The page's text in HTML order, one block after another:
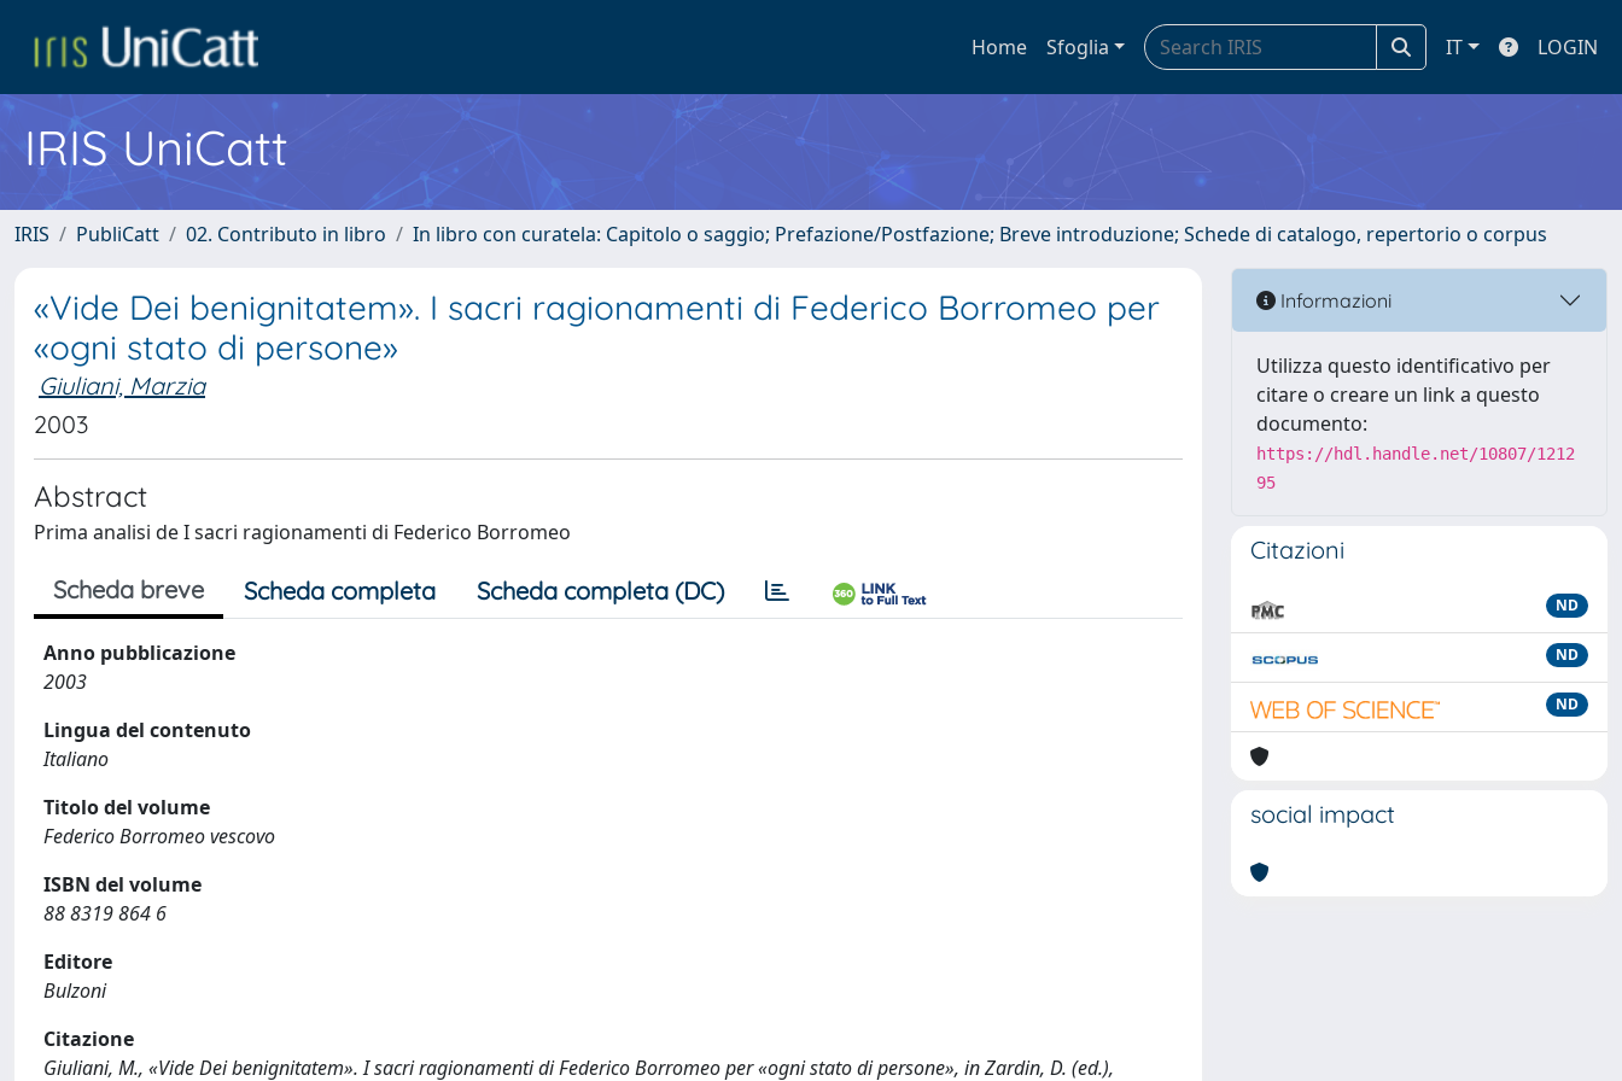
Home Sfoglia IT LOGIN
IRIS UniCatt
IRIS PubliCatt 02. Contributo in libro In libro con curatela: Capitolo o saggio; Prefazione/Postfazione; Breve introduzione; Schede di catalogo, repertorio o corpus
«Vide Dei benignitatem». I sacri ragionamenti di Federico Borromeo per
«ogni stato di persone»
Giuliani, Marzia
2003
Abstract
Prima analisi de I sacri ragionamenti di Federico Borromeo
Scheda breve Scheda completa Scheda completa (DC)
Anno pubblicazione
2003
Lingua del contenuto
Italiano
Titolo del volume
Federico Borromeo vescovo
ISBN del volume
88 8319 864 6
Editore
Bulzoni
Citazione
Giuliani, M., «Vide Dei benignitatem». I sacri ragionamenti di Federico Borromeo per «ogni stato di persone», in Zardin, D. (ed.),
Informazioni
Utilizza questo identificativo per
citare o creare un link a questo
documento:
https://hdl.handle.net/10807/1212
95
Citazioni
ND
ND
ND
social impact